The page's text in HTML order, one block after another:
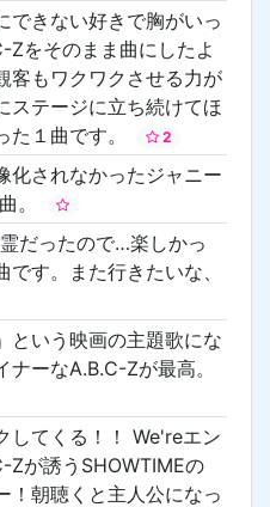
できない好きで胸がいっ
Zをそのまま曲にしたよ
客もワクワクさせる力が
ステージに立ち続けてほ
た１曲です。
2
化されなかったジャニー
。
だったので…楽しかっ
す。また行きたいな、
という映画の主題歌にな
ーなA.B.C-Zが最高。
してくる！！ We'reエン
Zが誘うSHOWTIMEの
！朝聴くと主人公になっ